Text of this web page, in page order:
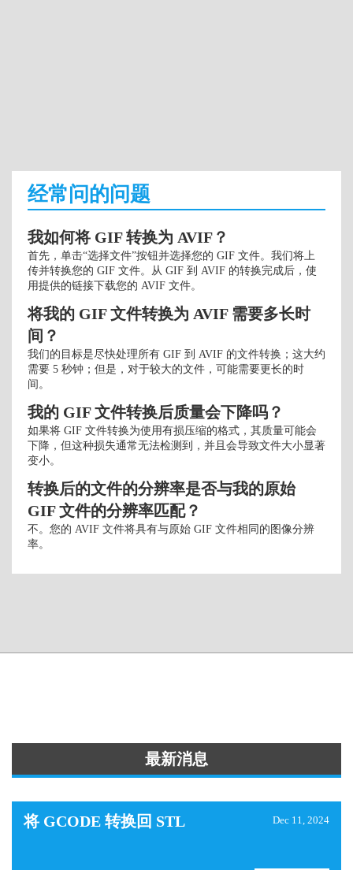
经常问的问题
我如何将 GIF 转换为 AVIF？
首先，单击“选择文件”按钮并选择您的 GIF 文件。我们将上
传并转换您的 GIF 文件。从 GIF 到 AVIF 的转换完成后，使
用提供的链接下载您的 AVIF 文件。
将我的 GIF 文件转换为 AVIF 需要多长时
间？
我们的目标是尽快处理所有 GIF 到 AVIF 的文件转换；这大约
需要 5 秒钟；但是，对于较大的文件，可能需要更长的时
间。
我的 GIF 文件转换后质量会下降吗？
如果将 GIF 文件转换为使用有损压缩的格式，其质量可能会
下降，但这种损失通常无法检测到，并且会导致文件大小显著
变小。
转换后的文件的分辨率是否与我的原始
GIF 文件的分辨率匹配？
不。您的 AVIF 文件将具有与原始 GIF 文件相同的图像分辨
率。
最新消息
将 GCODE 转换回 STL Dec 11, 2024